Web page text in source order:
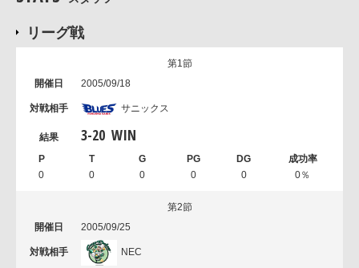
リーグ戦
第1節
2005/09/18
サニックス
3-20 WIN
0 0 0 0 0 0％
第2節
2005/09/25
NEC